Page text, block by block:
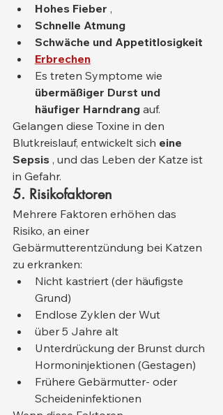
Hohes Fieber ,
Schnelle Atmung
Schwäche und Appetitlosigkeit
Erbrechen
Es treten Symptome wie
übermäßiger Durst und
häufiger Harndrang auf.
Gelangen diese Toxine in den
Blutkreislauf, entwickelt sich eine
Sepsis , und das Leben der Katze ist
in Gefahr.
5. Risikofaktoren
Mehrere Faktoren erhöhen das
Risiko, an einer
Gebärmutterentzündung bei Katzen
zu erkranken:
Nicht kastriert (der häufigste
Grund)
Endlose Zyklen der Wut
über 5 Jahre alt
Unterdrückung der Brunst durch
Hormoninjektionen (Gestagen)
Frühere Gebärmutter- oder
Scheideninfektionen